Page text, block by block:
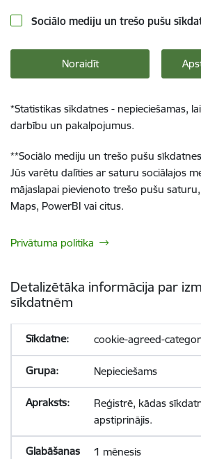
Sociālo mediju un trešo pušu
Noraidīt
*Statistikas sīkdatnes - nepieciešamas,
darbību un pakalpojumus.
**Sociālo mediju un trešo pušu
Jūs varētu dalīties ar saturu sociālajos
mājaslapai pievienoto trešo pušu
Maps, PowerBI vai citus.
Privātuma politika
Detalizētāka informācija par
sīkdatnēm
cookie-agreed-
Nepieciešams
Reģistrē, kādas
apstiprinājis.
1 mēnesis